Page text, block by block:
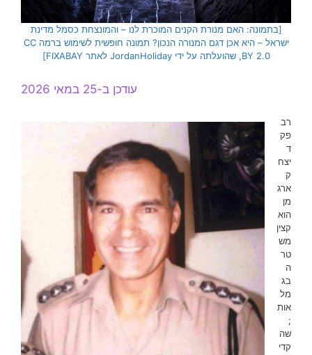
[בתמונה: האם מנורת הקנים המוכרת לנו – והמונצחת כסמל מדינת
ישראל – היא אכן דגם המנורה הנכון? תמונה חופשית לשימוש ברמה CC
BY 2.0, שהועלתה על ידי JordanHoliday לאתר FIXABAY]
עודכן ב-25 במאי 2026
רב
פק
ד
יצח
ק
ארג
מן
הוא
קצין
מש
טר
ה
בג
מל
אות
;
שה
קדי